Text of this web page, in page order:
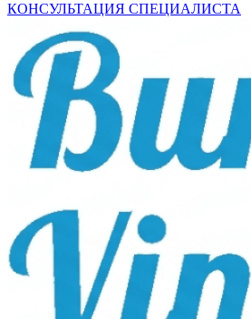
КОНСУЛЬТАЦИЯ СПЕЦИАЛИСТА